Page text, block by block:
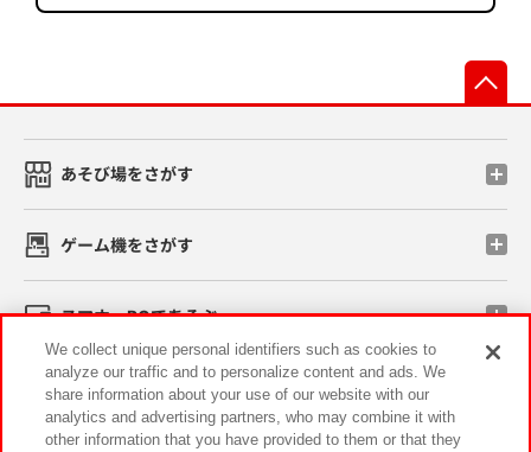
あそび場をさがす
ゲーム機をさがす
スマホ・PCであそぶ
イベント・キャンペーン
We collect unique personal identifiers such as cookies to
analyze our traffic and to personalize content and ads. We
share information about your use of our website with our
analytics and advertising partners, who may combine it with
other information that you have provided to them or that they